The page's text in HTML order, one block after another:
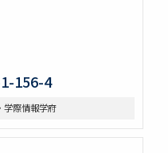
156-4
際情報学府